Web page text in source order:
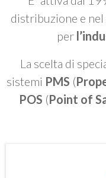
distribuzione e
per
La scelta di
sistemi PMS (
POS (Point of